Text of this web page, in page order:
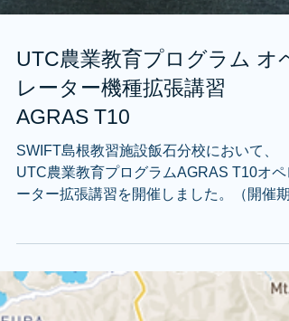
UTC農業教育プログラム オペ
レーター機種拡張講習